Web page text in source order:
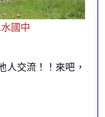
國中
人交流！！來吧，